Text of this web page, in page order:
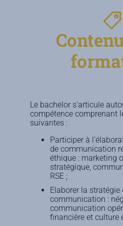
Le bachelor s’articule
compétence comprenant
suivantes :
Participer à
de communication
éthique : marketing
stratégique,
RSE ;
Elaborer la
communication :
communication
financière et culture